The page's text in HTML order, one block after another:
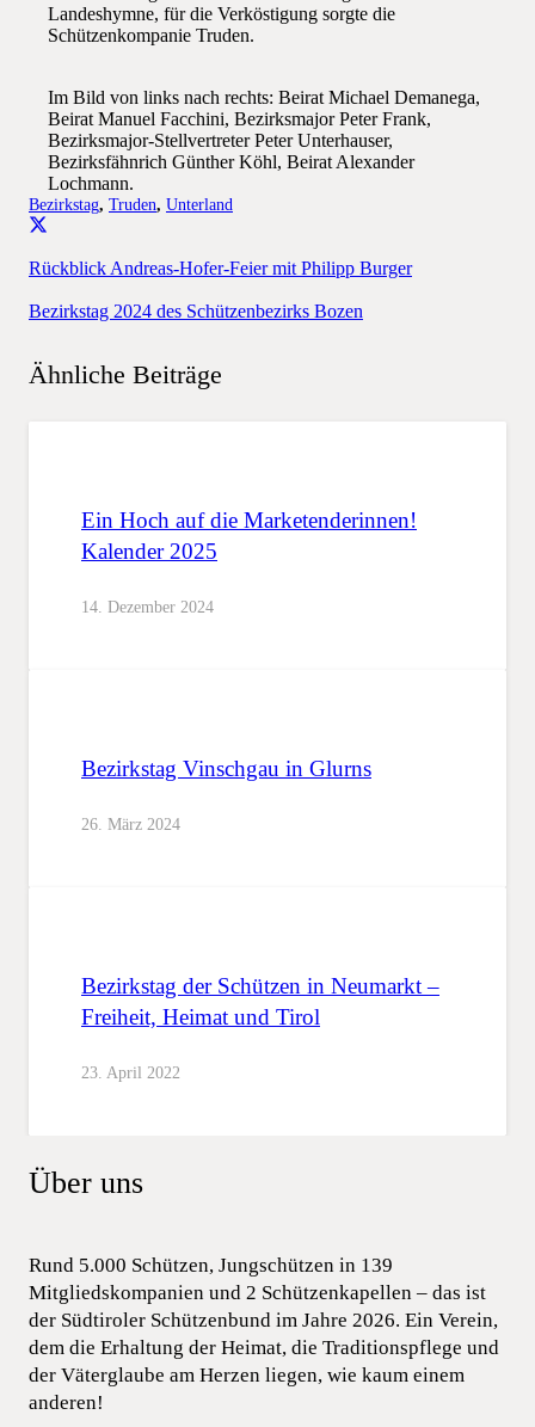
Landeshymne, für die Verköstigung sorgte die
Schützenkompanie Truden.
Im Bild von links nach rechts: Beirat Michael Demanega,
Beirat Manuel Facchini, Bezirksmajor Peter Frank,
Bezirksmajor-Stellvertreter Peter Unterhauser,
Bezirksfähnrich Günther Köhl, Beirat Alexander
Lochmann.
Bezirkstag, Truden, Unterland
Rückblick Andreas-Hofer-Feier mit Philipp Burger
Bezirkstag 2024 des Schützenbezirks Bozen
Ähnliche Beiträge
Ein Hoch auf die Marketenderinnen!
Kalender 2025
14. Dezember 2024
Bezirkstag Vinschgau in Glurns
26. März 2024
Bezirkstag der Schützen in Neumarkt –
Freiheit, Heimat und Tirol
23. April 2022
Über uns
Rund 5.000 Schützen, Jungschützen in 139
Mitgliedskompanien und 2 Schützenkapellen – das ist
der Südtiroler Schützenbund im Jahre 2026. Ein Verein,
dem die Erhaltung der Heimat, die Traditionspflege und
der Väterglaube am Herzen liegen, wie kaum einem
anderen!